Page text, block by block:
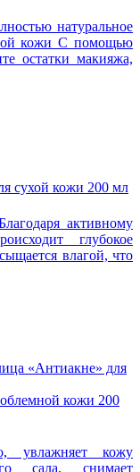
натуральное
кожи С помощью
остатки макияжа,
сухой кожи 200 мл
активному
глубокое
влагой, что
кожи 200
увлажняет кожу
сала, снимает